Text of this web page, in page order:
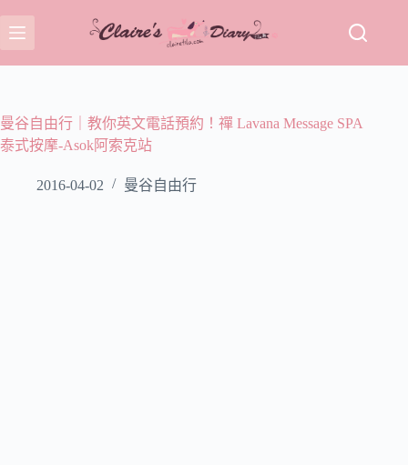
至
主
容
曼谷自由行｜教你英文電話預約！禪 Lavana Message SPA
泰式按摩-Asok阿索克站
2016-04-02 曼谷自由行